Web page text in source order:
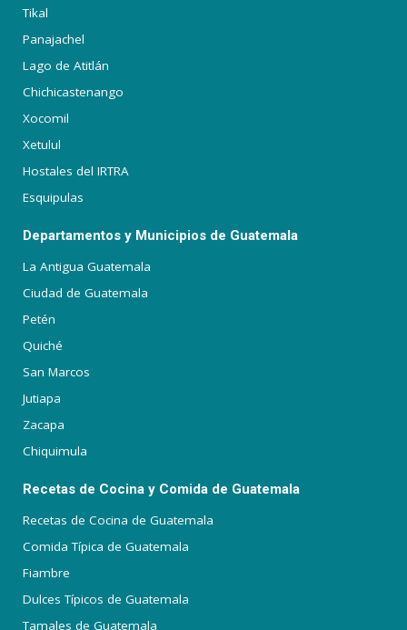
Tikal
Panajachel
Lago de Atitlán
Chichicastenango
Xocomil
Xetulul
Hostales del IRTRA
Esquipulas
Departamentos y Municipios de Guatemala
La Antigua Guatemala
Ciudad de Guatemala
Petén
Quiché
San Marcos
Jutiapa
Zacapa
Chiquimula
Recetas de Cocina y Comida de Guatemala
Recetas de Cocina de Guatemala
Comida Típica de Guatemala
Fiambre
Dulces Típicos de Guatemala
Tamales de Guatemala